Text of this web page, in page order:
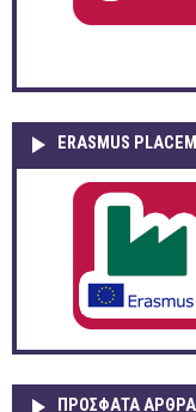
ERASMUS
ΠΡOΣΦΑΤΑ AΡΘΡΑ